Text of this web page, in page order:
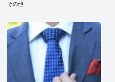
その他